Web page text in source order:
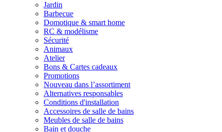
Jardin
Barbecue
Domotique & smart home
RC & modélisme
Sécurité
Animaux
Atelier
Bons & Cartes cadeaux
Promotions
Nouveau dans l’assortiment
Alternatives responsables
Conditions d'installation
Accessoires de salle de bains
Meubles de salle de bains
Bain et douche